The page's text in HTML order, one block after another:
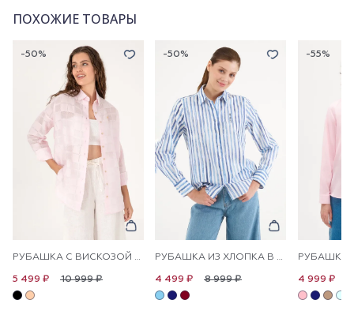
ПОХОЖИЕ ТОВАРЫ
-50%
РУБАШКА С ВИСКОЗОЙ СВОБОДНАЯ
10 999 ₽
5 499 ₽
-50%
РУБАШКА ИЗ ХЛОПКА В ПОЛОСКУ ПРЯМАЯ
8 999 ₽
4 499 ₽
-55%
4 999 ₽